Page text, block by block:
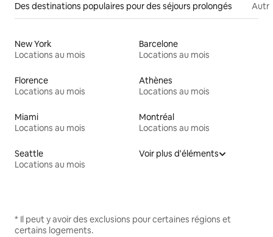
Des destinations populaires pour des séjours prolongés
New York
Locations au mois
Barcelone
Locations au mois
Florence
Locations au mois
Athènes
Locations au mois
Miami
Locations au mois
Montréal
Locations au mois
Seattle
Locations au mois
Voir plus d'éléments
* Il peut y avoir des exclusions pour certaines régions et
certains logements.